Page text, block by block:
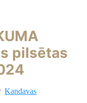
pilsētas
Kandavas